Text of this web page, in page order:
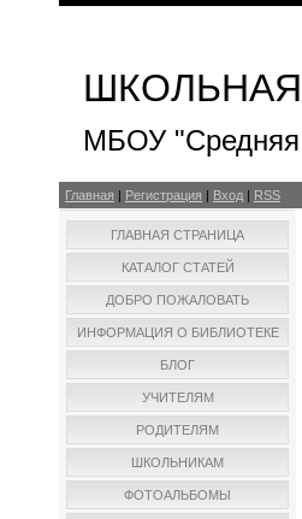
МБОУ "Средняя
Главная Регистрация Вход RSS
ГЛАВНАЯ СТРАНИЦА
КАТАЛОГ СТАТЕЙ
ДОБРО ПОЖАЛОВАТЬ
ИНФОРМАЦИЯ О БИБЛИОТЕКЕ
БЛОГ
УЧИТЕЛЯМ
РОДИТЕЛЯМ
ШКОЛЬНИКАМ
ФОТОАЛЬБОМЫ